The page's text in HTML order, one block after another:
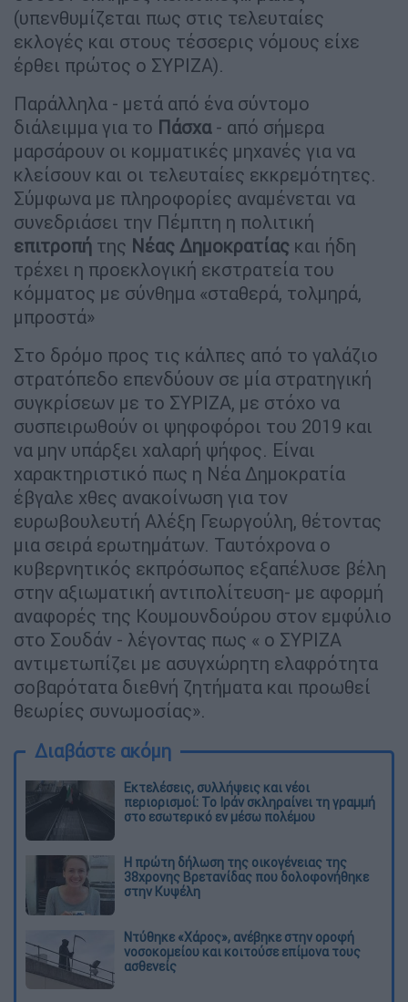
(υπενθυμίζεται πως στις τελευταίες
εκλογές και στους τέσσερις νόμους είχε
έρθει πρώτος ο ΣΥΡΙΖΑ).
Παράλληλα - μετά από ένα σύντομο
διάλειμμα για το Πάσχα- από σήμερα
μαρσάρουν οι κομματικές μηχανές για να
κλείσουν και οι τελευταίες εκκρεμότητες.
Σύμφωνα με πληροφορίες αναμένεται να
συνεδριάσει την Πέμπτη η πολιτική
επιτροπή της Νέας Δημοκρατίας και ήδη
τρέχει η προεκλογική εκστρατεία του
κόμματος με σύνθημα «σταθερά, τολμηρά,
μπροστά»
Στο δρόμο προς τις κάλπες από το γαλάζιο
στρατόπεδο επενδύουν σε μία στρατηγική
συγκρίσεων με το ΣΥΡΙΖΑ, με στόχο να
συσπειρωθούν οι ψηφοφόροι του 2019 και
να μην υπάρξει χαλαρή ψήφος. Είναι
χαρακτηριστικό πως η Νέα Δημοκρατία
έβγαλε χθες ανακοίνωση για τον
ευρωβουλευτή Αλέξη Γεωργούλη, θέτοντας
μια σειρά ερωτημάτων. Ταυτόχρονα ο
κυβερνητικός εκπρόσωπος εξαπέλυσε βέλη
στην αξιωματική αντιπολίτευση- με αφορμή
αναφορές της Κουμουνδούρου στον εμφύλιο
στο Σουδάν - λέγοντας πως « ο ΣΥΡΙΖΑ
αντιμετωπίζει με ασυγχώρητη ελαφρότητα
σοβαρότατα διεθνή ζητήματα και προωθεί
θεωρίες συνωμοσίας».
Διαβάστε ακόμη
Εκτελέσεις, συλλήψεις και νέοι
περιορισμοί: Το Ιράν σκληραίνει τη γραμμή
στο εσωτερικό εν μέσω πολέμου
Η πρώτη δήλωση της οικογένειας της
38χρονης Βρετανίδας που δολοφονήθηκε
στην Κυψέλη
Ντύθηκε «Χάρος», ανέβηκε στην οροφή
νοσοκομείου και κοιτούσε επίμονα τους
ασθενείς